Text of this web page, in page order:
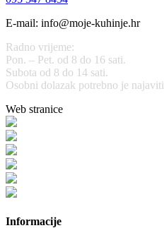
E-mail: info@moje-kuhinje.hr
Radno vrijeme:
Pon. – Pet. od 8 do 16 sati.
Subota od 8 do 14 sati.
Osobni dolazak potrebno je najaviti
Web stranice
Informacije